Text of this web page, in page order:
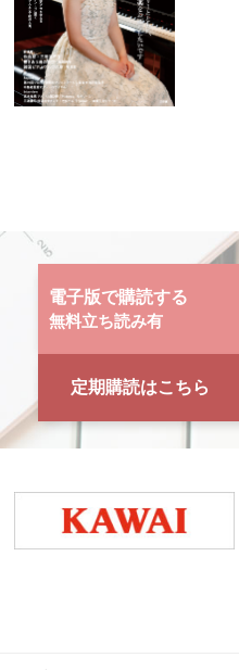
電子版で購読する
無料立ち読み有
定期購読はこちら